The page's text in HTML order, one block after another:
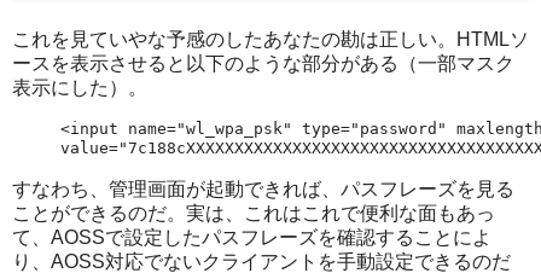
これを見ていやな予感のしたあなたの勘は正しい。HTMLソ
ースを表示させると以下のような部分がある（一部マスク
表示にした）。
<input name="wl_wpa_psk" type="password"
すなわち、管理画面が起動できれば、パスフレーズを見る
ことができるのだ。実は、これはこれで便利な面もあっ
て、AOSSで設定したパスフレーズを確認することによ
り、AOSS対応でないクライアントを手動設定できるのだ